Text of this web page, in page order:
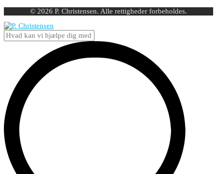
© 2026 P. Christensen. Alle rettigheder forbeholdes.